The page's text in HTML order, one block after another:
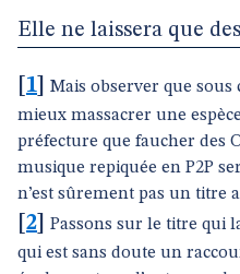
Elle ne laissera que
1
Mais observer que
mieux massacrer une
préfecture que faucher des
musique repiquée en P2P
n’est sûrement pas un titre
2
Passons sur le titre qui
qui est sans doute un